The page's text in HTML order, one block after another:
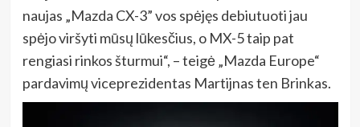
naujas „Mazda CX-3” vos spėjęs debiutuoti jau
spėjo viršyti mūsų lūkesčius, o MX-5 taip pat
rengiasi rinkos šturmui“, – teigė „Mazda Europe“
pardavimų viceprezidentas Martijnas ten Brinkas.